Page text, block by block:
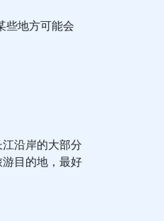
些地方可能会
沿岸的大部分
目的地，最好